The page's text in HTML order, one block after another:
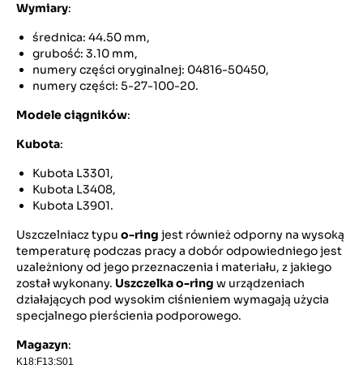
Wymiary:
średnica: 44.50 mm,
grubość: 3.10 mm,
numery części oryginalnej: 04816-50450,
numery części: 5-27-100-20.
Modele ciągników:
Kubota:
Kubota L3301,
Kubota L3408,
Kubota L3901.
Uszczelniacz typu o-ring jest również odporny na wysoką
temperaturę podczas pracy a dobór odpowiedniego jest
uzależniony od jego przeznaczenia i materiału, z jakiego
został wykonany. Uszczelka o-ring w urządzeniach
działających pod wysokim ciśnieniem wymagają użycia
specjalnego pierścienia podporowego.
Magazyn:
K18:F13:S01